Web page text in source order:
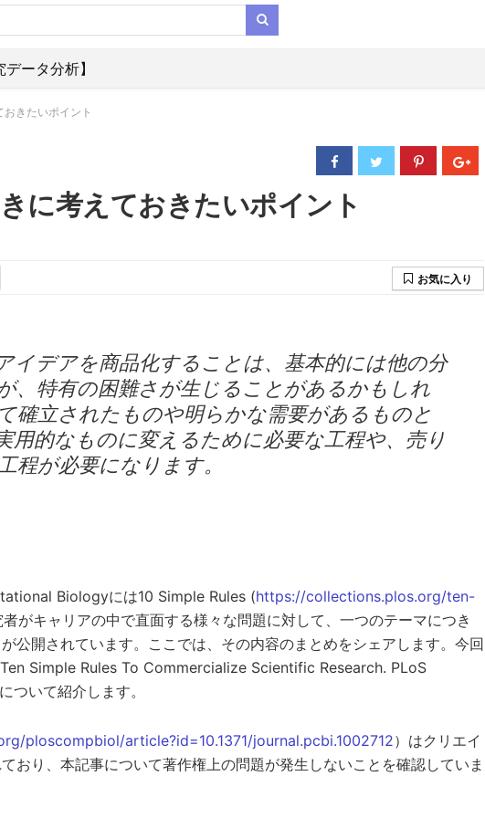
ータ分析】
きたいポイント
に考えておきたいポイント
お気に入り
イデアを商品化することは、基本的には他の分
、特有の困難さが生じることがあるかもしれ
確立されたものや明らかな需要があるものと
用的なものに変えるために必要な工程や、売り
程が必要になります。
Biologyには10 Simple Rules (https://collections.plos.org/ten-
がキャリアの中で直面する様々な問題に対して、一つのテーマにつき
公開されています。ここでは、その内容のまとめをシェアします。今回
Simple Rules To Commercialize Scientific Research. PLoS
いて紹介します。
ploscompbiol/article?id=10.1371/journal.pcbi.1002712）はクリエイ
おり、本記事について著作権上の問題が発生しないことを確認していま